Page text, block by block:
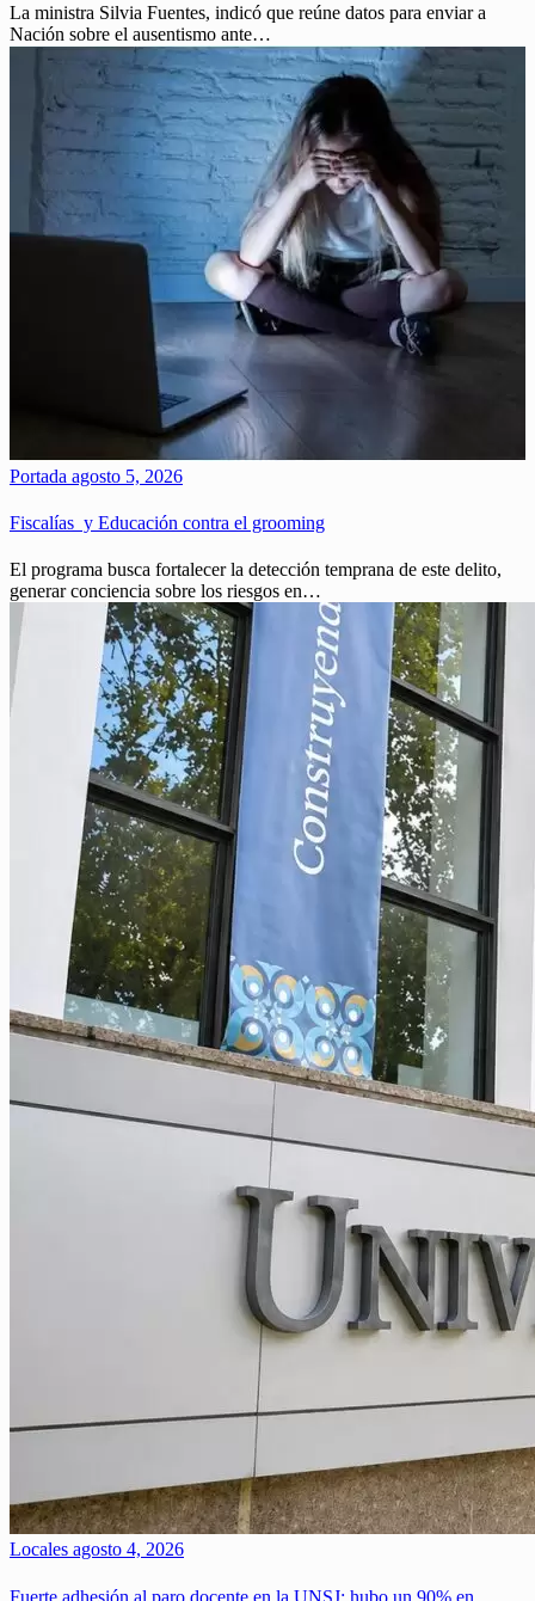
La ministra Silvia Fuentes, indicó que reúne datos para enviar a
Nación sobre el ausentismo ante…
Portada agosto 5, 2026
Fiscalías y Educación contra el grooming
El programa busca fortalecer la detección temprana de este delito,
generar conciencia sobre los riesgos en…
Locales agosto 4, 2026
Fuerte adhesión al paro docente en la UNSJ: hubo un 90% en